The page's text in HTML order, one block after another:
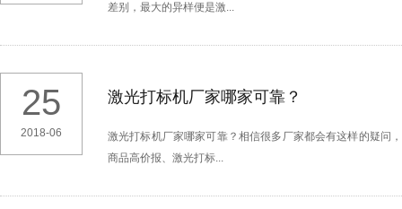
差别，最大的异样便是激...
25
2018-06
激光打标机厂家哪家可靠？
激光打标机厂家哪家可靠？相信很多厂家都会有这样的疑问
商品高价报、激光打标...